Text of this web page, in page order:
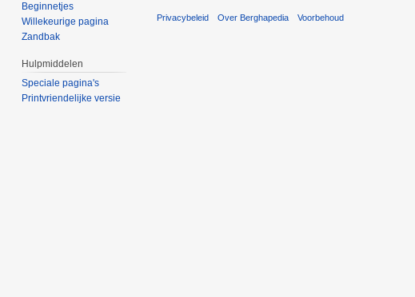
Beginnetjes
Willekeurige pagina
Zandbak
Hulpmiddelen
Speciale pagina's
Printvriendelijke versie
Privacybeleid Over Berghapedia Voorbehoud